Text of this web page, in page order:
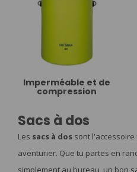
Imperméable et de
compression
Sacs à dos
Les sacs à dos sont
aventurier. Que tu partes en
simplement au bureau, un bon